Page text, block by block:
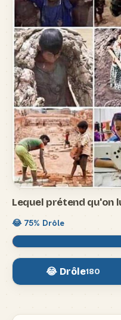
Lequel prétend qu'on
😂 75% Drôle
😂 Drôle180